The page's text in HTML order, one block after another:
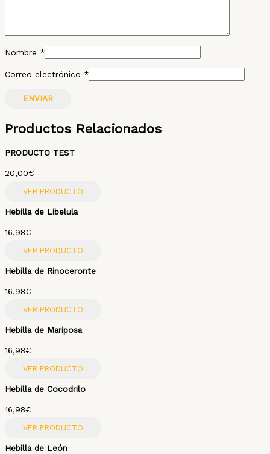
Nombre *
Correo electrónico *
Productos Relacionados
PRODUCTO TEST
20,00€
VER PRODUCTO
Hebilla de Libelula
16,98€
VER PRODUCTO
Hebilla de Rinoceronte
16,98€
VER PRODUCTO
Hebilla de Mariposa
16,98€
VER PRODUCTO
Hebilla de Cocodrilo
16,98€
VER PRODUCTO
Hebilla de León